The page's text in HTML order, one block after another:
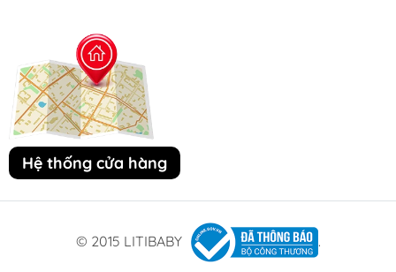
Hệ thống cửa hàng
© 2015 LITIBABY .